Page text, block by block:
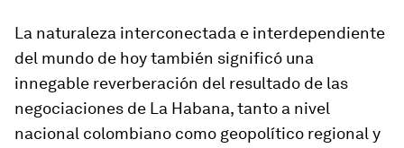
La naturaleza interconectada e interdependiente
del mundo de hoy también significó una
innegable reverberación del resultado de las
negociaciones de La Habana, tanto a nivel
nacional colombiano como geopolítico regional y